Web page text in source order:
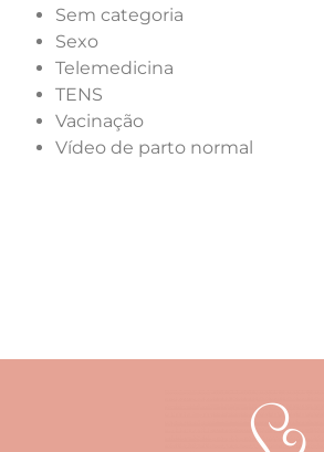
Sem categoria
Sexo
Telemedicina
TENS
Vacinação
Vídeo de parto normal